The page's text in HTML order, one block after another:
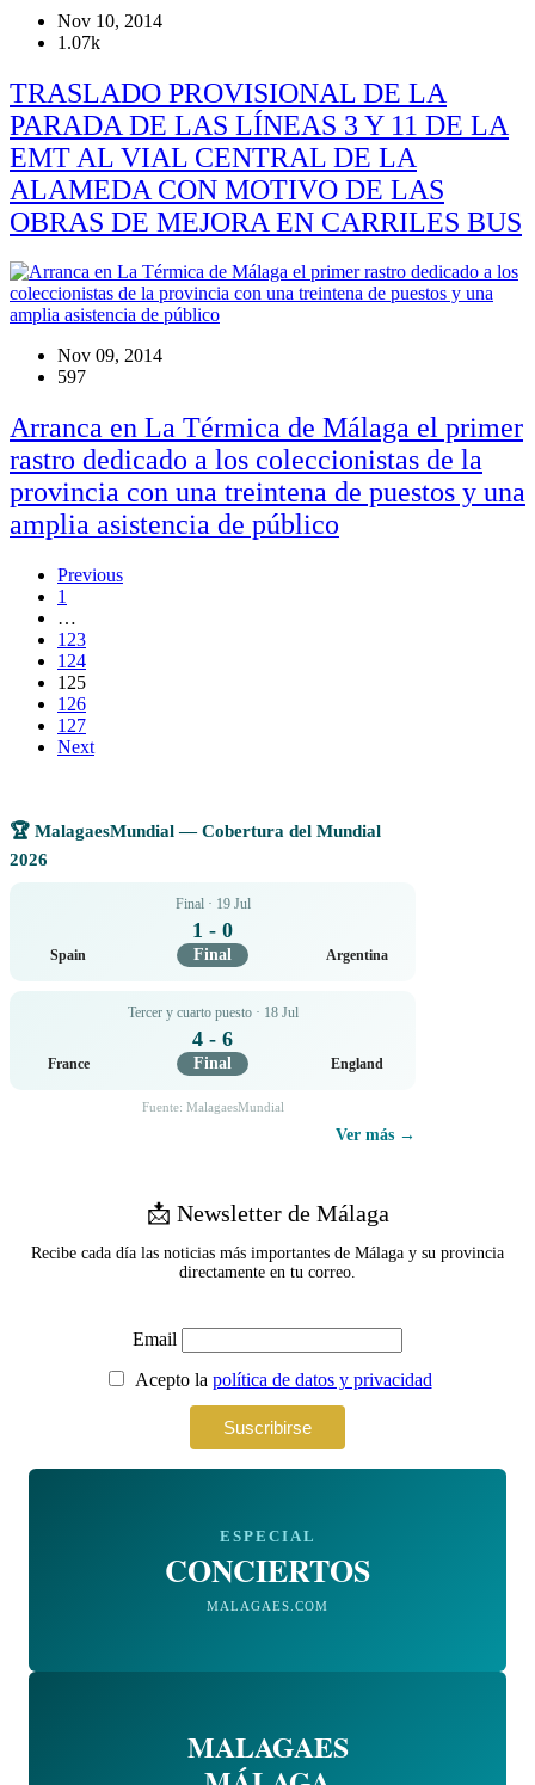
Nov 10, 2014
1.07k
TRASLADO PROVISIONAL DE LA
PARADA DE LAS LÍNEAS 3 Y 11 DE LA
EMT AL VIAL CENTRAL DE LA
ALAMEDA CON MOTIVO DE LAS
OBRAS DE MEJORA EN CARRILES BUS
Nov 09, 2014
597
Arranca en La Térmica de Málaga el primer
rastro dedicado a los coleccionistas de la
provincia con una treintena de puestos y una
amplia asistencia de público
Previous
1
…
123
124
125
126
127
Next
🏆 MalagaesMundial — Cobertura del Mundial
2026
Final · 19 Jul
Spain
1 - 0
Final Argentina
Tercer y cuarto puesto · 18 Jul
France
4 - 6
Final England
Fuente: MalagaesMundial
Ver más →
📩 Newsletter de Málaga
Recibe cada día las noticias más importantes de Málaga y su provincia
directamente en tu correo.
Email
Acepto la política de datos y privacidad
ESPECIAL
CONCIERTOS
MALAGAES.COM
MALAGAES